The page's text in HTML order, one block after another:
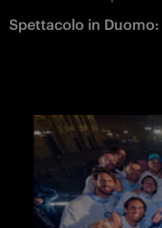
Spettacolo in